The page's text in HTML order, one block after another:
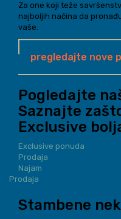
Za one koji teže
najboljih načina da
vaše.
pregledajte nove
Pogledajte
Saznajte
Exclusive
Exclusive ponuda
Prodaja
Najam
Prodaja
Stambene